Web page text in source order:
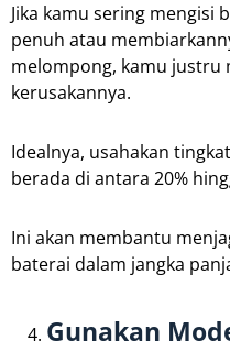
Jika kamu sering mengisi
penuh atau
melompong, kamu justru
kerusakannya.
Idealnya, usahakan
berada di antara 20%
Ini akan membantu
baterai dalam jangka
Gunakan